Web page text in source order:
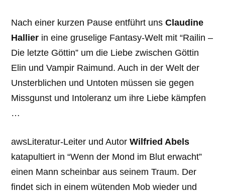
Nach einer kurzen Pause entführt unsClaudine
Hallier in eine gruselige Fantasy-Welt mit “Railin –
Die letzte Göttin” um die Liebe zwischen Göttin
Elin und Vampir Raimund. Auch in der Welt der
Unsterblichen und Untoten müssen sie gegen
Missgunst und Intoleranz um ihre Liebe kämpfen
…
awsLiteratur-Leiter und AutorWilfried Abels
katapultiert in “Wenn der Mond im Blut erwacht”
einen Mann scheinbar aus seinem Traum. Der
findet sich in einem wütenden Mob wieder und